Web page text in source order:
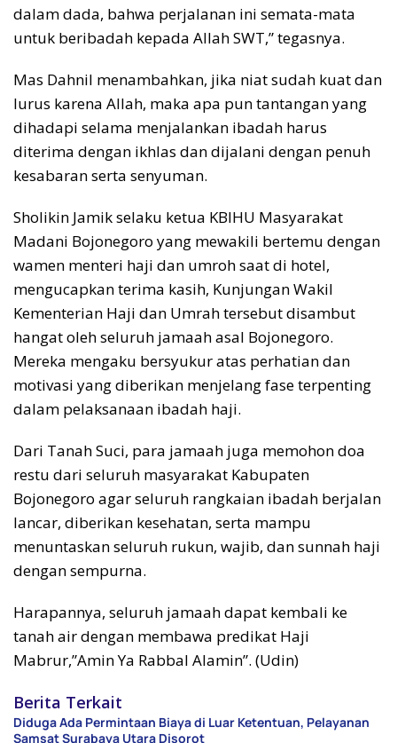
dalam dada, bahwa perjalanan ini semata-mata
untuk beribadah kepada Allah SWT,” tegasnya.
Mas Dahnil menambahkan, jika niat sudah kuat dan
lurus karena Allah, maka apa pun tantangan yang
dihadapi selama menjalankan ibadah harus
diterima dengan ikhlas dan dijalani dengan penuh
kesabaran serta senyuman.
Sholikin Jamik selaku ketua KBIHU Masyarakat
Madani Bojonegoro yang mewakili bertemu dengan
wamen menteri haji dan umroh saat di hotel,
mengucapkan terima kasih, Kunjungan Wakil
Kementerian Haji dan Umrah tersebut disambut
hangat oleh seluruh jamaah asal Bojonegoro.
Mereka mengaku bersyukur atas perhatian dan
motivasi yang diberikan menjelang fase terpenting
dalam pelaksanaan ibadah haji.
Dari Tanah Suci, para jamaah juga memohon doa
restu dari seluruh masyarakat Kabupaten
Bojonegoro agar seluruh rangkaian ibadah berjalan
lancar, diberikan kesehatan, serta mampu
menuntaskan seluruh rukun, wajib, dan sunnah haji
dengan sempurna.
Harapannya, seluruh jamaah dapat kembali ke
tanah air dengan membawa predikat Haji
Mabrur,”Amin Ya Rabbal Alamin”. (Udin)
Berita Terkait
Diduga Ada Permintaan Biaya di Luar Ketentuan, Pelayanan
Samsat Surabaya Utara Disorot